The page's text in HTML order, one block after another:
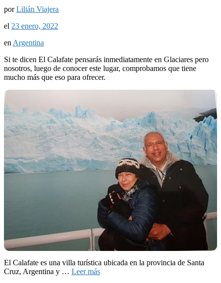
porLilián Viajera
el 23 enero, 2022
enArgentina
Si te dicen El Calafate pensarás inmediatamente en Glaciares pero
nosotros, luego de conocer este lugar, comprobamos que tiene
mucho más que eso para ofrecer.
El Calafate es una villa turística ubicada en la provincia de Santa
Cruz, Argentina y … Leer más